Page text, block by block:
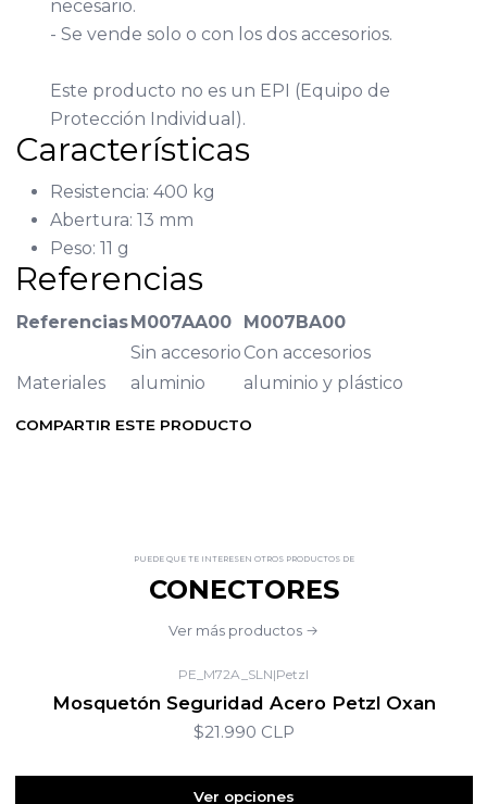
necesario.
- Se vende solo o con los dos accesorios.
Este producto no es un EPI (Equipo de
Protección Individual).
Características
Resistencia: 400 kg
Abertura: 13 mm
Peso: 11 g
Referencias
ReferenciasM007AA00
M007BA00
Sin accesorio Con accesorios
Materiales
aluminio aluminio y plástico
COMPARTIR ESTE PRODUCTO
PUEDE QUE TE INTERESEN OTROS PRODUCTOS DE
CONECTORES
Ver más productos
PE_M72A_SLN|Petzl
Mosquetón Seguridad Acero Petzl Oxan
$21.990 CLP
Ver opciones